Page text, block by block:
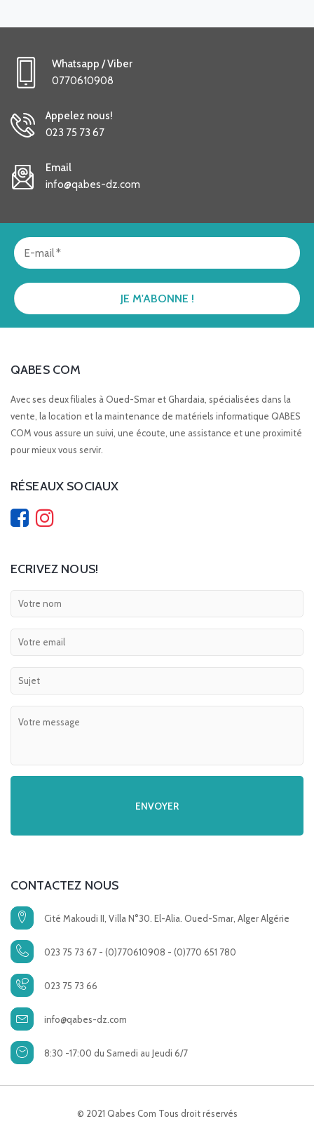
Whatsapp / Viber
0770610908
Appelez nous!
023 75 73 67
Email
info@qabes-dz.com
QABES COM
Avec ses deux filiales à Oued-Smar et Ghardaia, spécialisées dans la
vente, la location et la maintenance de matériels informatique QABES
COM vous assure un suivi, une écoute, une assistance et une proximité
pour mieux vous servir.
RÉSEAUX SOCIAUX
ECRIVEZ NOUS!
CONTACTEZ NOUS
Cité Makoudi II, Villa N°30. El-Alia. Oued-Smar, Alger Algérie
023 75 73 67 - (0)770610908 - (0)770 651 780
023 75 73 66
info@qabes-dz.com
8:30 -17:00 du Samedi au Jeudi 6/7
© 2021 Qabes Com Tous droit réservés